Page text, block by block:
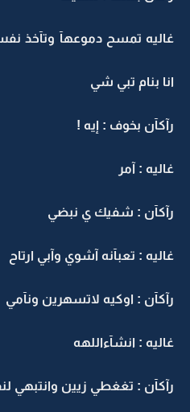
غاليه تمسح دموعهآ وتآخذ
انا بنام تبي شي
رآكآن بخوف : إيه !
غاليه : آمر
رآكآن : شفيك ي نبضي
غاليه : تعبآنه آشوي وآبي ارتاح
رآكآن : اوكيه لاتسهرين ونآمي
غاليه : انشآءاللهه
رآكآن : تغغطي زيين وانتبهي